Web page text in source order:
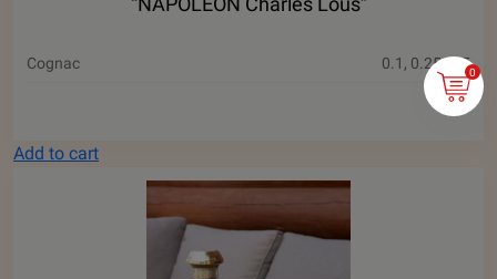
0
Cognac 0.1, 0.25, 0.5
Add to cart